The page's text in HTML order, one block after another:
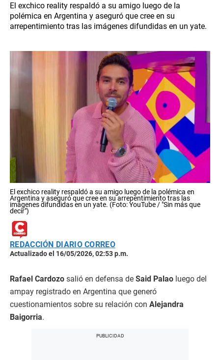
El exchico reality respaldó a su amigo luego de la
polémica en Argentina y aseguró que cree en su
arrepentimiento tras las imágenes difundidas en un yate.
El exchico reality respaldó a su amigo luego de la polémica en
Argentina y aseguró que cree en su arrepentimiento tras las
imágenes difundidas en un yate. (Foto: YouTube / "Sin más que
decir")
REDACCIÓN DIARIO CORREO
Actualizado el 16/05/2026, 02:53 p.m.
Rafael Cardozo salió en defensa de Said Palao luego del
ampay registrado en Argentina que generó
cuestionamientos sobre su relación con Alejandra
Baigorria.